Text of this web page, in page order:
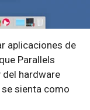
aplicaciones de
Parallels
del hardware
sienta como